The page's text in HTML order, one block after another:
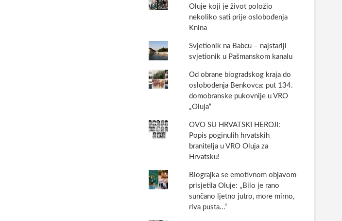
Oluje koji je život položio
nekoliko sati prije oslobođenja
Knina
Svjetionik na Babcu – najstariji
svjetionik u Pašmanskom kanalu
Od obrane biogradskog kraja do
oslobođenja Benkovca: put 134.
domobranske pukovnije u VRO
„Oluja“
OVO SU HRVATSKI HEROJI:
Popis poginulih hrvatskih
branitelja u VRO Oluja za
Hrvatsku!
Biograjka se emotivnom objavom
prisjetila Oluje: „Bilo je rano
sunčano ljetno jutro, more mirno,
riva pusta...“